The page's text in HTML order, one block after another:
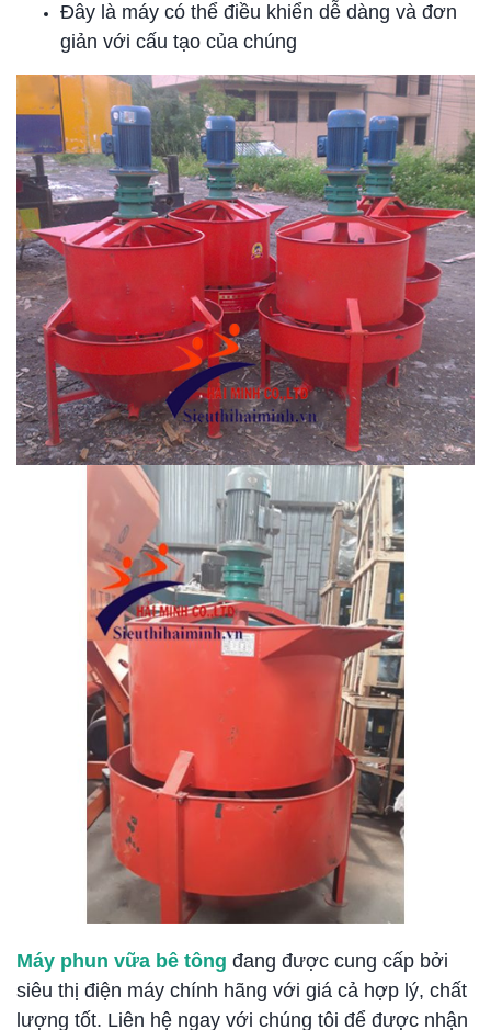
Đây là máy có thể điều khiển dễ dàng và đơn
giản với cấu tạo của chúng
Máy phun vữa bê tông đang được cung cấp bởi
siêu thị điện máy chính hãng với giá cả hợp lý, chất
lượng tốt. Liên hệ ngay với chúng tôi để được nhận